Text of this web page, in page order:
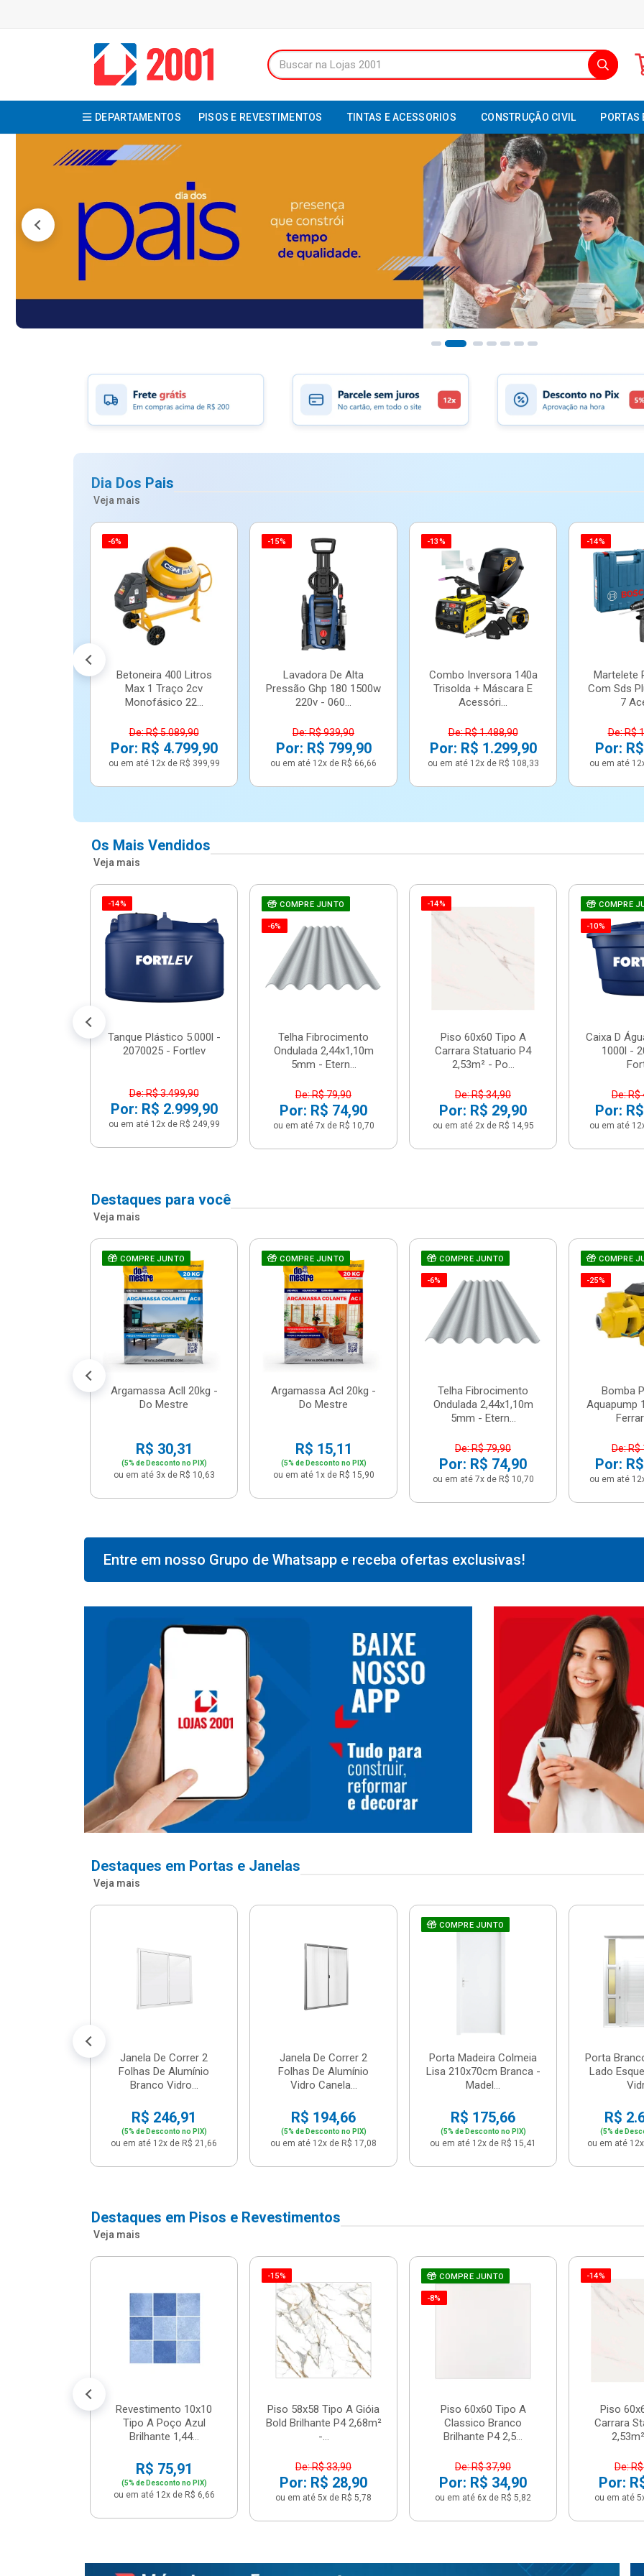
DEPARTAMENTOS PISOS E REVESTIMENTOS TINTAS E ACESSORIOS CONSTRUÇÃO CIVIL PORTAS
Dia Dos Pais
Veja mais
-6%
Betoneira 400 Litros
Max 1 Traço 2cv
Monofásico 22...
De: R$ 5.089,90
Por: R$ 4.799,90
ou em até 12x de R$ 399,99
-15%
Lavadora De Alta
Pressão Ghp 180 1500w
220v - 060...
De: R$ 939,90
Por: R$ 799,90
ou em até 12x de R$ 66,66
-13%
Combo Inversora 140a
Trisolda + Máscara E
Acessóri...
De: R$ 1.488,90
Por: R$ 1.299,90
ou em até 12x de R$ 108,33
-14%
Martelete
Com Sds
7
De: R$
Por:
ou em até
Os Mais Vendidos
Veja mais
-14%
Tanque Plástico 5.000l -
2070025 - Fortlev
De: R$ 3.499,90
Por: R$ 2.999,90
ou em até 12x de R$ 249,99
COMPRE JUNTO
-6%
Telha Fibrocimento
Ondulada 2,44x1,10m
5mm - Etern...
De: R$ 79,90
Por: R$ 74,90
ou em até 7x de R$ 10,70
-14%
Piso 60x60 Tipo A
Carrara Statuario P4
2,53m² - Po...
De: R$ 34,90
Por: R$ 29,90
ou em até 2x de R$ 14,95
COMPRE
-10%
Caixa D
1000l -
De: R$
Por:
ou em até
Destaques para você
Veja mais
COMPRE JUNTO
Argamassa Acll 20kg -
Do Mestre
R$ 30,31
(5% de Desconto no PIX)
ou em até 3x de R$ 10,63
COMPRE JUNTO
Argamassa Acl 20kg -
Do Mestre
R$ 15,11
(5% de Desconto no PIX)
ou em até 1x de R$ 15,90
COMPRE JUNTO
-6%
Telha Fibrocimento
Ondulada 2,44x1,10m
5mm - Etern...
De: R$ 79,90
Por: R$ 74,90
ou em até 7x de R$ 10,70
COMPRE
-25%
Bomba
Aquapump
De: R$
Por:
ou em até
Entre em nosso Grupo de Whatsapp e receba ofertas exclusivas!
Destaques em Portas e Janelas
Veja mais
Janela De Correr 2
Folhas De Alumínio
Branco Vidro...
R$ 246,91
(5% de Desconto no PIX)
ou em até 12x de R$ 21,66
Janela De Correr 2
Folhas De Alumínio
Vidro Canela...
R$ 194,66
(5% de Desconto no PIX)
ou em até 12x de R$ 17,08
COMPRE JUNTO
Porta Madeira Colmeia
Lisa 210x70cm Branca -
Madel...
R$ 175,66
(5% de Desconto no PIX)
ou em até 12x de R$ 15,41
Porta
Lado
R$
(5% de
ou em até
Destaques em Pisos e Revestimentos
Veja mais
Revestimento 10x10
Tipo A Poço Azul
Brilhante 1,44...
R$ 75,91
(5% de Desconto no PIX)
ou em até 12x de R$ 6,66
-15%
Piso 58x58 Tipo A Gióia
Bold Brilhante P4 2,68m²
-...
De: R$ 33,90
Por: R$ 28,90
ou em até 5x de R$ 5,78
COMPRE JUNTO
-8%
Piso 60x60 Tipo A
Classico Branco
Brilhante P4 2,5...
De: R$ 37,90
Por: R$ 34,90
ou em até 6x de R$ 5,82
-14%
Piso
Carrara
De:
Por:
ou em até